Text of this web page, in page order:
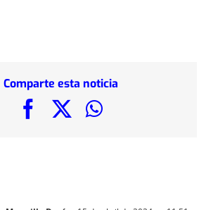
Comparte esta noticia
FacebookWhatsApp